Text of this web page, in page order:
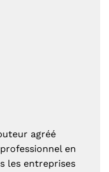
agréé
en
les entreprises